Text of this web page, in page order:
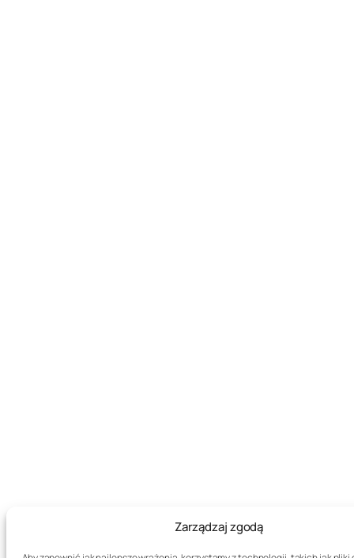
Zarządzaj zgodą